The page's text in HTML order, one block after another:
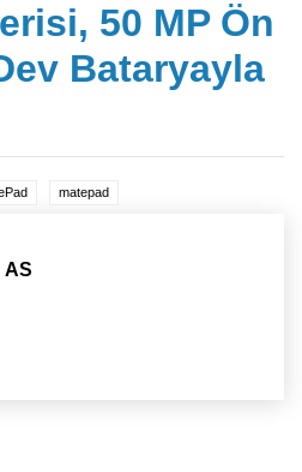
50 MP Ön
Bataryayla
matepad
AS